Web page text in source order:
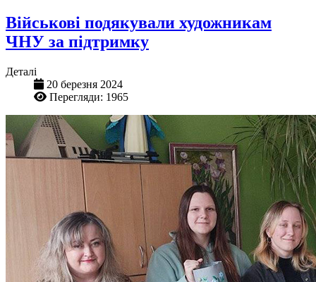
Військові подякували художникам
ЧНУ за підтримку
Деталі
20 березня 2024
Перегляди: 1965